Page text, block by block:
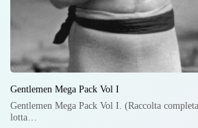
Gentlemen Mega Pack Vol I
Gentlemen Mega Pack Vol I. (Raccolta
lotta…